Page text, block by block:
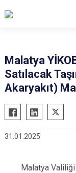
Malatya
Satılacak
Akaryakıt)
31.01.2025
Malatya Valiliği